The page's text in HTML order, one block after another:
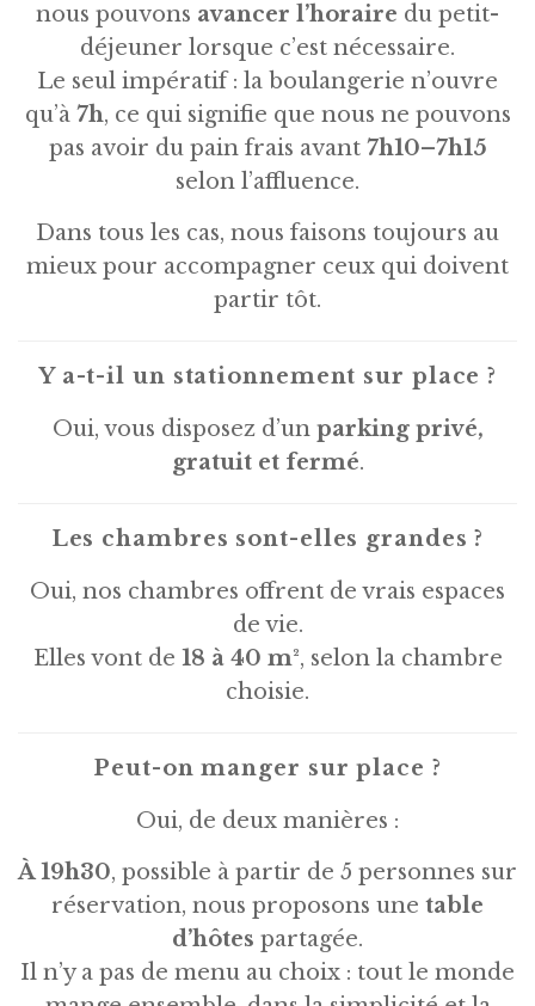
nous pouvons avancer l’horaire du petit-
déjeuner lorsque c’est nécessaire.
Le seul impératif : la boulangerie n’ouvre
qu’à 7h, ce qui signifie que nous ne pouvons
pas avoir du pain frais avant 7h10–7h15
selon l’affluence.
Dans tous les cas, nous faisons toujours au
mieux pour accompagner ceux qui doivent
partir tôt.
Y a-t-il un stationnement sur place ?
Oui, vous disposez d’un parking privé,
gratuit et fermé.
Les chambres sont-elles grandes ?
Oui, nos chambres offrent de vrais espaces
de vie.
Elles vont de 18 à 40 m², selon la chambre
choisie.
Peut-on manger sur place ?
Oui, de deux manières :
À 19h30, possible à partir de 5 personnes sur
réservation, nous proposons une table
d’hôtes partagée.
Il n’y a pas de menu au choix : tout le monde